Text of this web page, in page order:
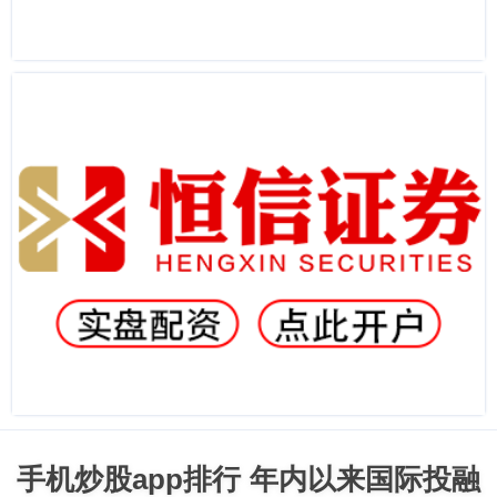
手机炒股app排行 年内以来国际投融